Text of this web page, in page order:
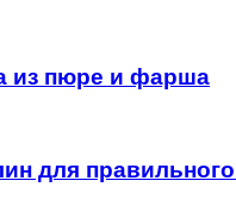
из пюре и фарша
для правильного